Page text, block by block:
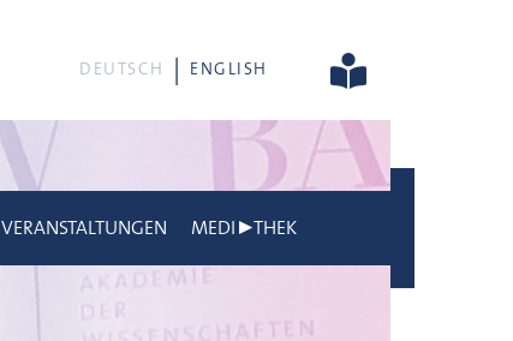
DEUTSCH ENGLISH
VERANSTALTUNGEN MEDI▶THEK